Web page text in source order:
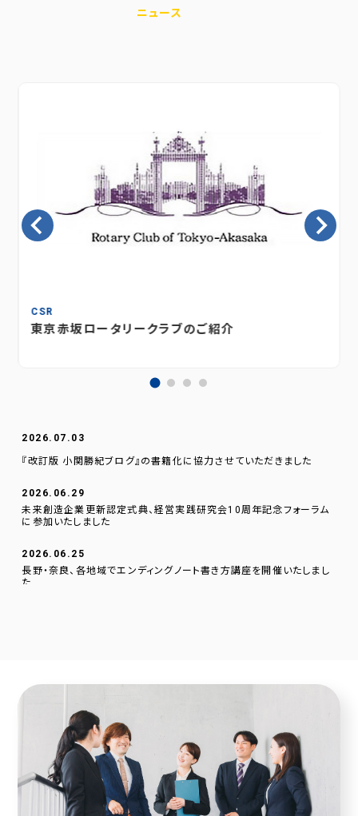
ニュース
CSR
東京赤坂ロータリークラブのご紹介
2026.07.03
『改訂版 小関勝紀ブログ』の書籍化に協力させていただきました
2026.06.29
未来創造企業更新認定式典、経営実践研究会10周年記念フォーラム
に参加いたしました
2026.06.25
長野・奈良、各地域でエンディングノート書き方講座を開催いたしまし
た
2026.04.20
2025年度奈良こども食堂ネットワークサポート活動報告
2026.04.07
採用サイトに社員の声を1件追加しました！